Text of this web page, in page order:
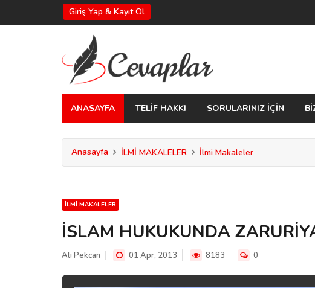
Giriş Yap & Kayıt Ol
ANASAYFA TELİF HAKKI SORULARINIZ İÇİN
Anasayfa İLMİ MAKALELER İlmi Makaleler
İLMI MAKALELER
İSLAM HUKUKUNDA
Ali Pekcan 01 Apr, 2013 8183 0